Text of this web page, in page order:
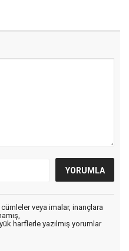
veya imalar, inançlara
harflerle yazılmış yorumlar